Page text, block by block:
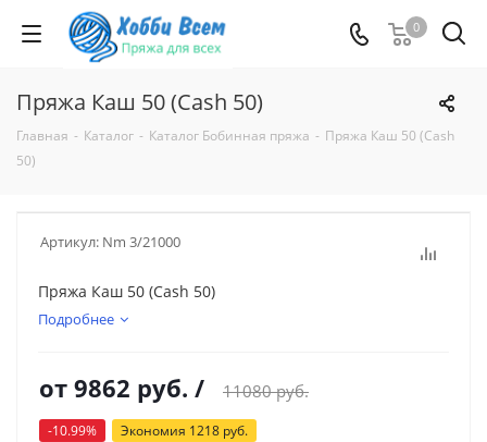
0
Пряжа Каш 50 (Cash 50)
Главная - Каталог - Каталог Бобинная пряжа - Пряжа Каш 50 (Cash
50)
Артикул: Nm 3/21000
Пряжа Каш 50 (Cash 50)
Подробнее
от 9862 руб. / 11080 руб.
-10.99% Экономия 1218 руб.